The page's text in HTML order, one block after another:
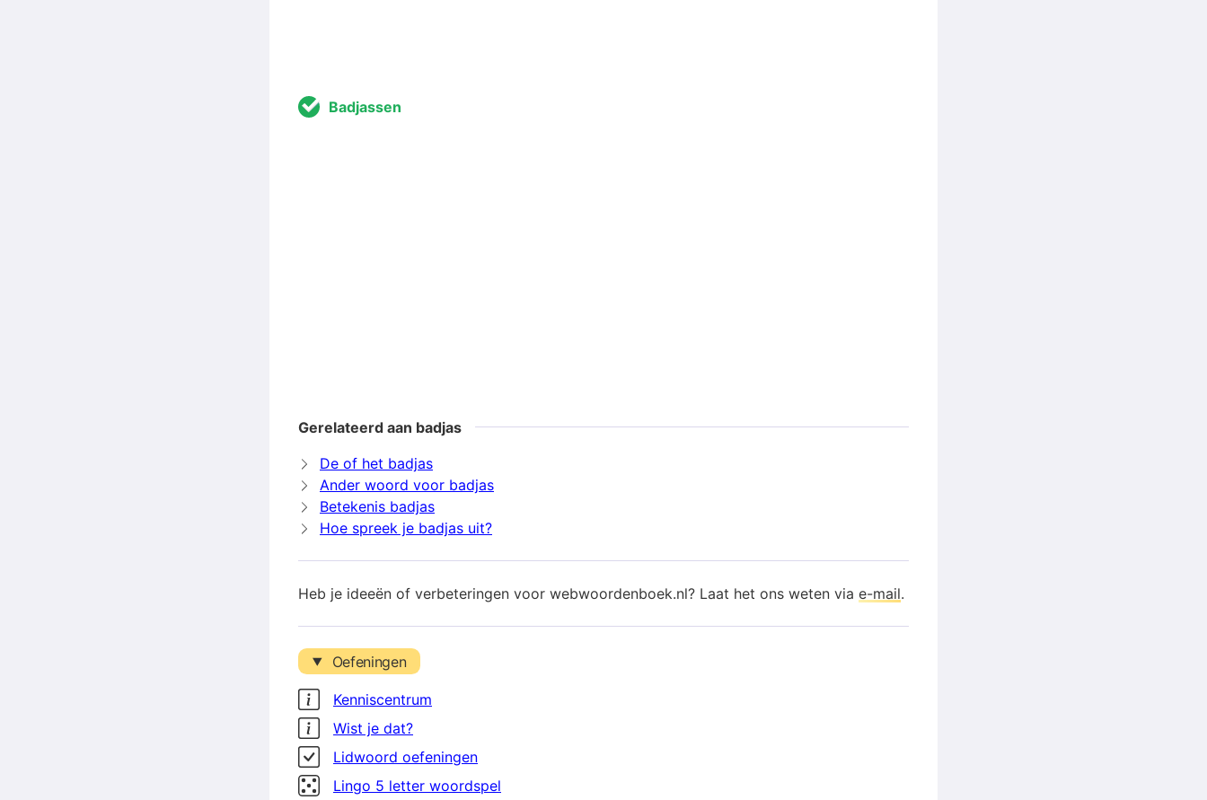
Badjassen
Gerelateerd aan badjas
De of het badjas
Ander woord voor badjas
Betekenis badjas
Hoe spreek je badjas uit?
Heb je ideeën of verbeteringen voor webwoordenboek.nl? Laat het ons weten via e-mail.
Oefeningen
Kenniscentrum
Wist je dat?
Lidwoord oefeningen
Lingo 5 letter woordspel